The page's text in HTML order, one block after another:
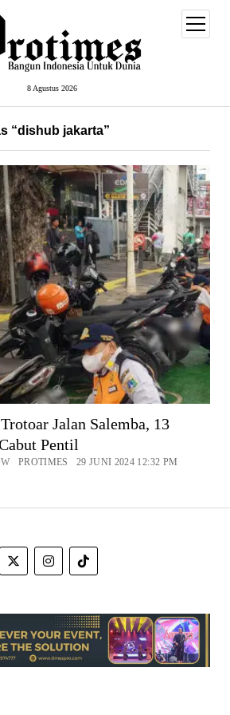
8 Agustus 2026
open
menu
“dishub jakarta”
Jalan Salemba, 13
Pentil
PROTIMES 29 JUNI 2024 12:32 PM